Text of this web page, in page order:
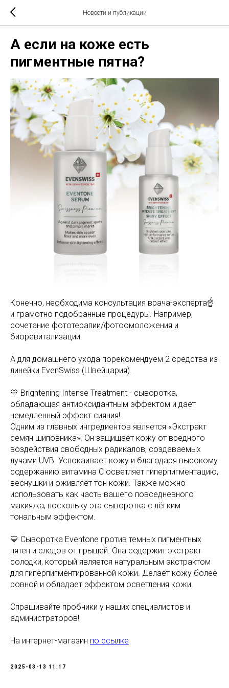
Новости и публикации
А если на коже есть
пигментные пятна?
Конечно, необходима консультация врача-эксперта☝
и грамотно подобранные процедуры. Например,
сочетание фототерапии/фотоомоложения и
биоревитализации.
А для домашнего ухода порекомендуем 2 средства из
линейки EvenSwiss (Швейцария).
💛 Brightening Intense Treatment - сыворотка,
обладающая антиоксидантным эффектом и дает
немедленный эффект сияния!
Одним из главных ингредиентов является «Экстракт
семян шиповника». Он защищает кожу от вредного
воздействия свободных радикалов, создаваемых
лучами UVB. Успокаивает кожу и благодаря высокому
содержанию витамина С осветляет гиперпигментацию,
веснушки и оживляет тон кожи. Также можно
использовать как часть вашего повседневного
макияжа, поскольку эта сыворотка с лёгким
тональным эффектом.
💛 Сыворотка Eventone против темных пигментных
пятен и следов от прыщей. Она содержит экстракт
солодки, который является натуральным экстрактом
для гиперпигментированной кожи. Делает кожу более
ровной и обладает эффектом осветления кожи.
Спрашивайте пробники у наших специалистов и
администраторов!
На интернет-магазин по ссылке
2025-03-13 11:17